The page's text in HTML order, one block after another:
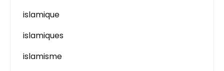
islamique
islamiques
islamisme